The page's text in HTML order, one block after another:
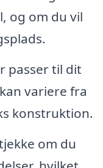
og om du vil
passer til dit
variere fra
konstruktion.
om du